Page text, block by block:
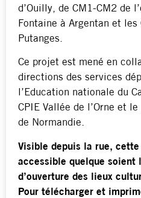
d’Ouilly, de CM1-CM2 de
Fontaine à Argentan et les
Putanges.
Ce projet est mené en
directions des services
l’Education nationale du
CPIE Vallée de l’Orne et
de Normandie.
Visible depuis la rue,
accessible quelque soient
d’ouverture des lieux
Pour télécharger et